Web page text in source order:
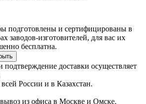
подготовлены и сертифицированы в
заводов-изготовителей, для вас их
бесплатна.
доставки осуществляет
всей России и в Казахстан.
из офиса в Москве и Омске.